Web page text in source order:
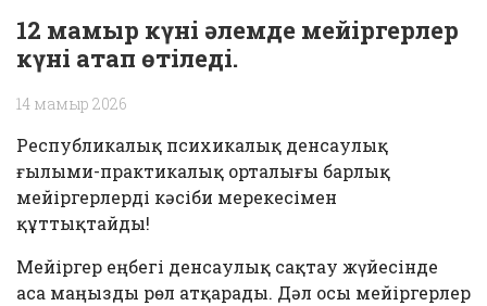
12 мамыр күні әлемде мейіргерлер
күні атап өтіледі.
14 мамыр 2026
Республикалық психикалық денсаулық
ғылыми-практикалық орталығы барлық
мейіргерлерді кәсіби мерекесімен
құттықтайды!
Мейіргер еңбегі денсаулық сақтау жүйесінде
аса маңызды рөл атқарады. Дәл осы мейіргерлер